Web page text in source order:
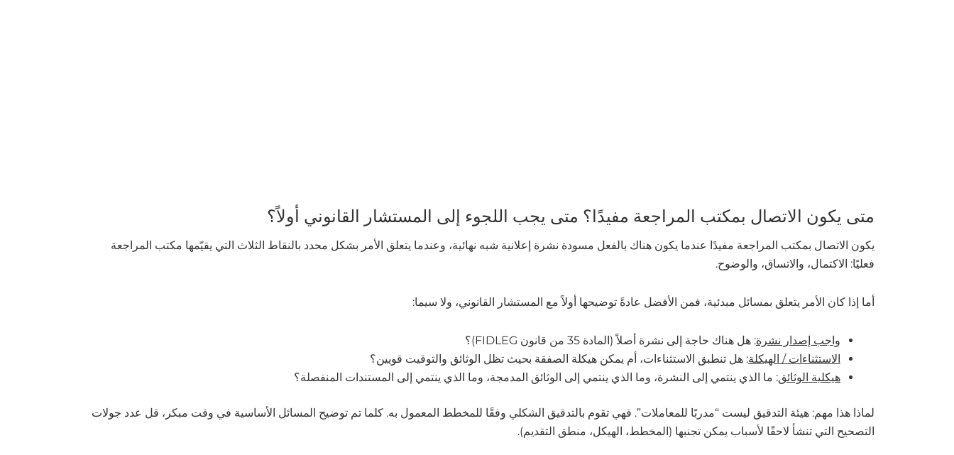
متى يكون الاتصال بمكتب المراجعة مفيدًا؟ متى يجب اللجوء إلى المستشار القانوني أولاً؟
يكون الاتصال بمكتب المراجعة مفيدًا عندما يكون هناك بالفعل مسودة نشرة إعلانية شبه نهائية، وعندما يتعلق الأمر بشكل محدد بالنقاط الثلاث التي يقيّمها مكتب المراجعة
فعليًا: الاكتمال، والاتساق، والوضوح.
أما إذا كان الأمر يتعلق بمسائل مبدئية، فمن الأفضل عادةً توضيحها أولاً مع المستشار القانوني، ولا سيما:
واجب إصدار نشرة: هل هناك حاجة إلى نشرة أصلاً (المادة 35 من قانون FIDLEG)؟
الاستثناءات / الهيكلة: هل تنطبق الاستثناءات، أم يمكن هيكلة الصفقة بحيث تظل الوثائق والتوقيت قويين؟
هيكلية الوثائق: ما الذي ينتمي إلى النشرة، وما الذي ينتمي إلى الوثائق المدمجة، وما الذي ينتمي إلى المستندات المنفصلة؟
لماذا هذا مهم: هيئة التدقيق ليست “مدربًا للمعاملات”. فهي تقوم بالتدقيق الشكلي وفقًا للمخطط المعمول به. كلما تم توضيح المسائل الأساسية في وقت مبكر، قل عدد جولات
التصحيح التي تنشأ لاحقًا لأسباب يمكن تجنبها (المخطط، الهيكل، منطق التقديم).